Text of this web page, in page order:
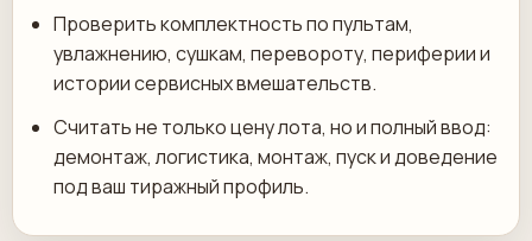
Проверить комплектность по пультам,
увлажнению, сушкам, перевороту, периферии и
истории сервисных вмешательств.
Считать не только цену лота, но и полный ввод:
демонтаж, логистика, монтаж, пуск и доведение
под ваш тиражный профиль.